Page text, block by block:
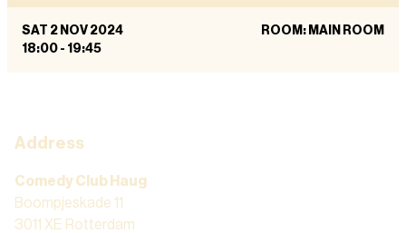
SAT 2 NOV 2024
18:00 - 19:45
ROOM: MAIN ROOM
Address
Comedy Club Haug
Boompjeskade 11
3011 XE Rotterdam